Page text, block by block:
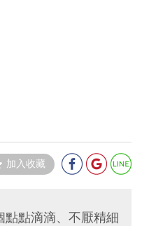
加入收藏
點滴滴、不厭精細